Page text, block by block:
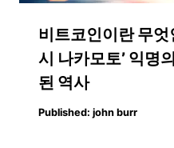
비트코인이란 무
시 나카모토’ 익명
된 역사
Published: john burr